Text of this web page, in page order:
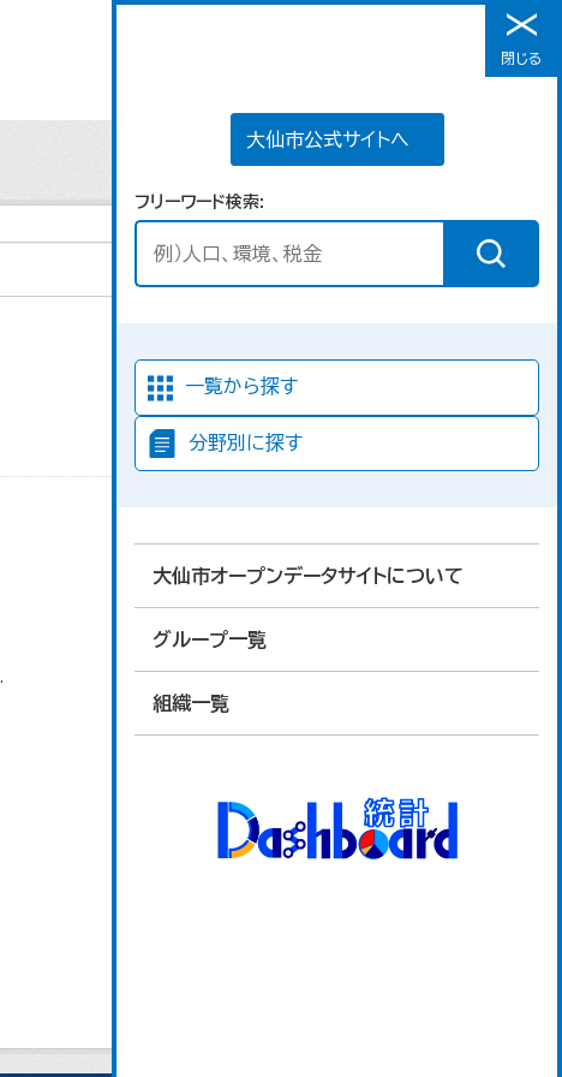
メニュー
大仙市公式サイトへ
フリーワード検索
一覧から探す
分野別に探す
大仙市オープンデータサイトについて
グループ一覧
組織一覧
閉じる